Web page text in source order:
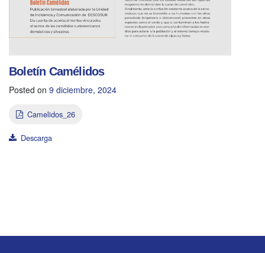
Boletín Camélidos
Posted on 9 diciembre, 2024
Camelidos_26
Descarga